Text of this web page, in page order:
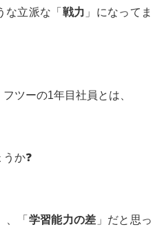
な立派な「 戦力 」になってま
ツーの1年目社員とは、
か❓
、「 学習能力の差 」だと思っ